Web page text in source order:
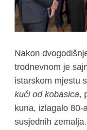
Nakon
trodnevnom je
istarskom mjestu
kući od kobasica,
kuna, izlagalo 80-
susjednih